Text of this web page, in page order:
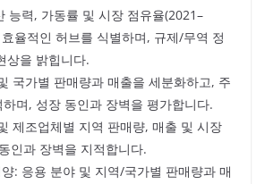
능력, 가동률 및 시장 점유율(2021–
율적인 허브를 식별하며, 규제/무역 정
상을 밝힙니다.
국가별 판매량과 매출을 세분화하고, 주
며, 성장 동인과 장벽을 평가합니다.
제조업체별 지역 판매량, 매출 및 시장
인과 장벽을 지적합니다.
: 응용 분야 및 지역/국가별 판매량과 매